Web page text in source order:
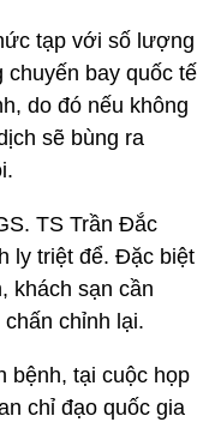
tạp với số lượng
chuyến bay quốc tế
do đó nếu không
sẽ bùng ra
TS Trần Đắc
ly triệt để. Đặc biệt
khách sạn cần
chỉnh lại.
bệnh, tại cuộc họp
chỉ đạo quốc gia